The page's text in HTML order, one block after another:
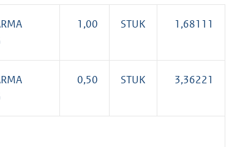
1,00 STUK 1,68111
0,50 STUK 3,36221